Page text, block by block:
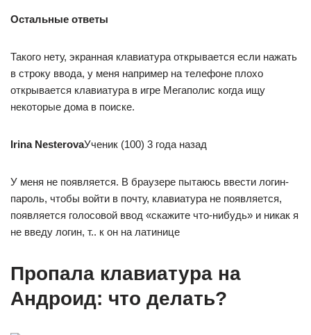
Остальные ответы
Такого нету, экранная клавиатура открывается если нажать
в строку ввода, у меня например на телефоне плохо
открывается клавиатура в игре Мегаполис когда ищу
некоторые дома в поиске.
Irina NesterovaУченик (100) 3 года назад
У меня не появляется. В браузере пытаюсь ввести логин-
пароль, чтобы войти в почту, клавиатура не появляется,
появляется голосовой ввод «скажите что-нибудь» и никак я
не введу логин, т.. к он на латинице
Пропала клавиатура на
Андроид: что делать?